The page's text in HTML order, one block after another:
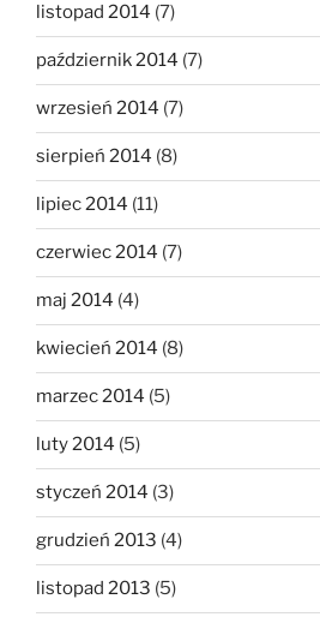
listopad 2014 (7)
październik 2014 (7)
wrzesień 2014 (7)
sierpień 2014 (8)
lipiec 2014 (11)
czerwiec 2014 (7)
maj 2014 (4)
kwiecień 2014 (8)
marzec 2014 (5)
luty 2014 (5)
styczeń 2014 (3)
grudzień 2013 (4)
listopad 2013 (5)